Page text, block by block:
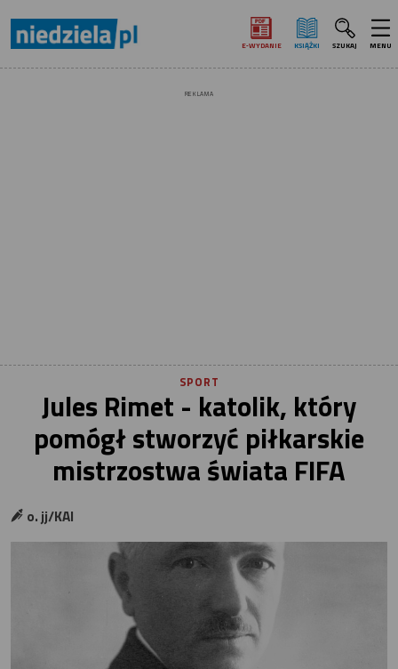
E‑WYDANIE KSIĄŻKI SZUKAJ MENU
REKLAMA
SPORT
Jules Rimet - katolik, który
pomógł stworzyć piłkarskie
mistrzostwa świata FIFA
o. jj/KAI